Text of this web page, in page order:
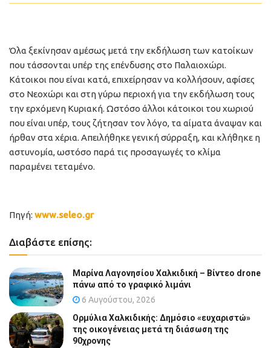
Όλα ξεκίνησαν αμέσως μετά την εκδήλωση των κατοίκων
που τάσσονται υπέρ της επένδυσης στο Παλαιοχώρι.
Κάτοικοι που είναι κατά, επιχείρησαν να κολλήσουν, αφίσες
στο Νεοχώρι και στη γύρω περιοχή για την εκδήλωση τους
την ερχόμενη Κυριακή. Ωστόσο άλλοι κάτοικοι του χωριού
που είναι υπέρ, τους ζήτησαν τον λόγο, τα αίματα άναψαν και
ήρθαν στα χέρια. Απειλήθηκε γενική σύρραξη, και κλήθηκε η
αστυνομία, ωστόσο παρά τις προσαγωγές το κλίμα
παραμένει τεταμένο.
Πηγή: www.seleo.gr
Διαβάστε επίσης:
Μαρίνα Λαγονησίου Χαλκιδική – Βίντεο drone
πάνω από το γραφικό λιμάνι
6 Αυγούστου, 2026
Ορμύλια Χαλκιδικής: Δημόσιο «ευχαριστώ»
της οικογένειας μετά τη διάσωση της
90χρονης